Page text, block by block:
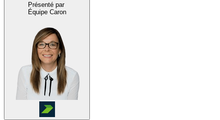
Présenté par
Équipe Caron